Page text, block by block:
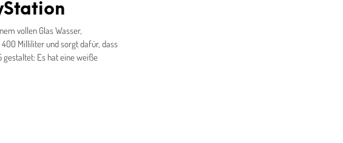
vollen Glas Wasser,
400 Milliliter und sorgt dafür, dass
gestaltet: Es hat eine weiße